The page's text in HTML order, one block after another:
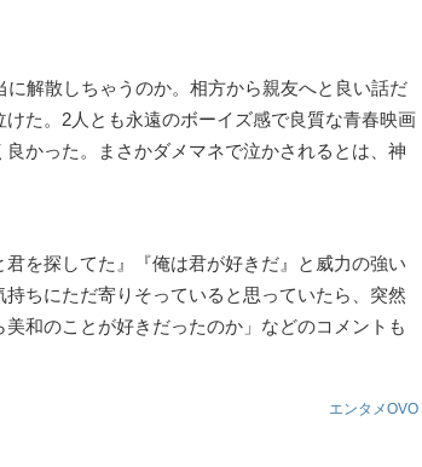
解散しちゃうのか。相方から親友へと良い話だ
た。2人とも永遠のボーイズ感で良質な青春映画
かった。まさかダメマネで泣かされるとは、神
を探してた』『俺は君が好きだ』と威力の強い
ちにただ寄りそっていると思っていたら、突然
和のことが好きだったのか」などのコメントも
エンタメOVO